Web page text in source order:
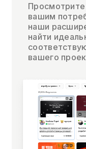
вашим
наши
найти
вашего